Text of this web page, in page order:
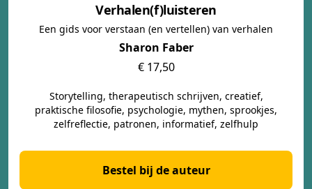
Verhalen(f)luisteren
Een gids voor verstaan (en vertellen) van verhalen
Sharon Faber
€ 17,50
Storytelling, therapeutisch schrijven, creatief,
praktische filosofie, psychologie, mythen, sprookjes,
zelfreflectie, patronen, informatief, zelfhulp
Bestel bij de auteur